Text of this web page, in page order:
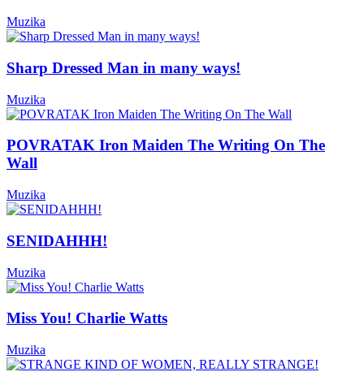
Muzika
Sharp Dressed Man in many ways!
Muzika
POVRATAK Iron Maiden The Writing On The
Wall
Muzika
SENIDAHHH!
Muzika
Miss You! Charlie Watts
Muzika